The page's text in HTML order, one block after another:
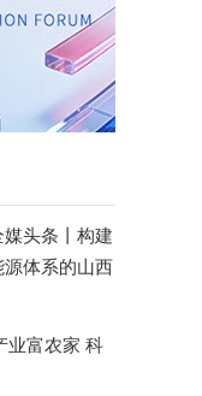
头条丨 构建
源体系的山西
业富农家 科